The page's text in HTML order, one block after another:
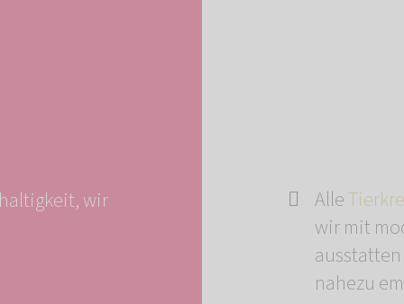
wir Alle
wir mit
nahezu